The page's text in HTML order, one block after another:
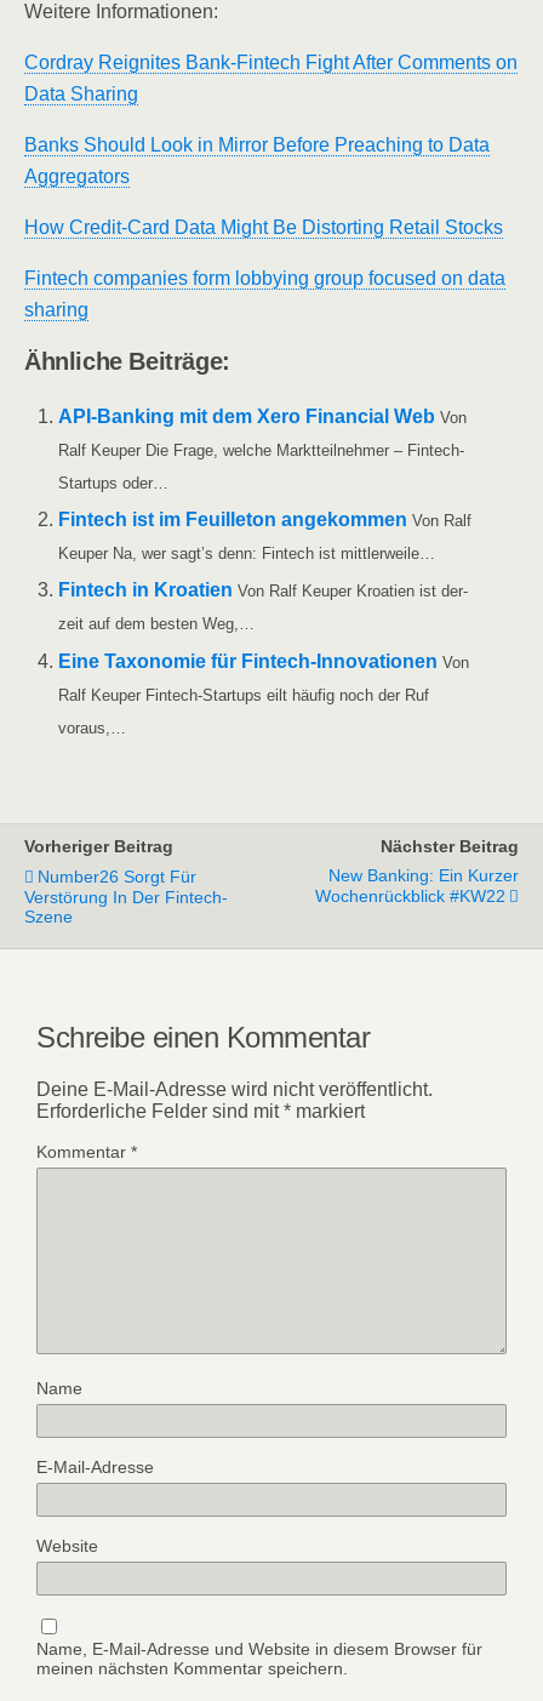
Wei­te­re Informationen:
Cor­dray Reig­ni­tes Bank-Fin­tech Fight After Comm­ents on
Data Sharing
Banks Should Look in Mir­ror Befo­re Prea­ching to Data
Aggregators
How Cre­dit-Card Data Might Be Dis­tort­ing Retail Stocks
Fin­tech com­pa­nies form lob­by­ing group focu­sed on data
sharing
Ähn­li­che Beiträge:
API-Ban­king mit dem Xero Finan­cial Web Von
Ralf Keu­per Die Fra­ge, wel­che Markt­teil­neh­mer – Fin­­tech-
Star­t­ups oder…
Fin­tech ist im Feuil­le­ton ange­kom­men Von Ralf
Keu­per Na, wer sagt’s denn: Fin­tech ist mittlerweile…
Fin­tech in Kroa­ti­en Von Ralf Keu­per Kroa­ti­en ist der­
zeit auf dem bes­ten Weg,…
Eine Taxo­no­mie für Fin­tech-Inno­va­tio­nen Von
Ralf Keu­per Fin­­tech-Star­t­ups eilt häu­fig noch der Ruf
voraus,…
Vorheriger Beitrag
Number26 Sorgt Für
Verstörung In Der Fintech-
Szene
Nächster Beitrag
New Banking: Ein Kurzer
Wochenrückblick #KW22
Schreibe einen Kommentar
Deine E-Mail-Adresse wird nicht veröffentlicht.
Erforderliche Felder sind mit* markiert
Kommentar *
Name
E-Mail-Adresse
Website
Name, E-Mail-Adresse und Website in diesem Browser für
meinen nächsten Kommentar speichern.